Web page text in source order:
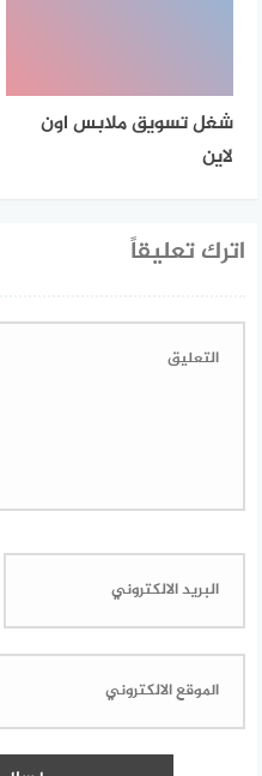
شغل تسويق ملابس اون
لاين
اترك تعليقاً